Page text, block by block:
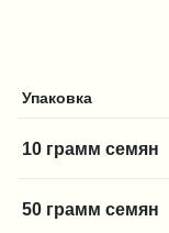
Упаковка
10 грамм семян
50 грамм семян